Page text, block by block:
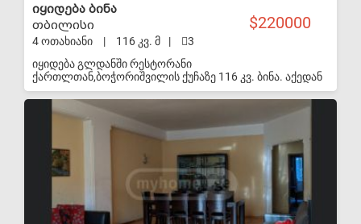
220000
იყიდება ბინა
თბილისი
4 ოთახიანი | 116 კვ. მ |
3
იყიდება გლდანში რესტორანი
ქართლთან,ბოჭორიშვილის ქუჩაზე 116 კვ. ბინა. აქედან
საცხოვრებელი ფართი არის 70 კვ. დანარჩენი ვერანდა
და ბალკონი 46 კვ.
S-VIP